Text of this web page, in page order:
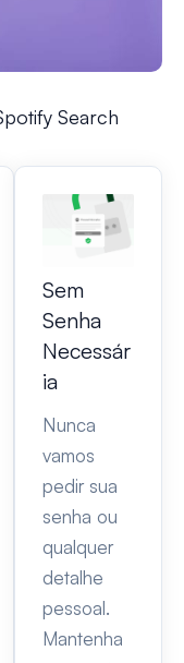
Search
Sem
Senha
Necessár
ia
Nunca
vamos
pedir sua
senha ou
qualquer
detalhe
pessoal.
Mantenha